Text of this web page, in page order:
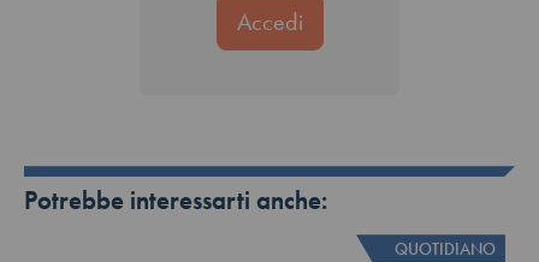
Potrebbe interessarti anche:
QUOTIDIANO